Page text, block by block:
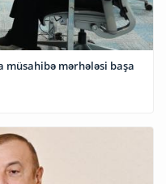
müsahibə mərhələsi başa